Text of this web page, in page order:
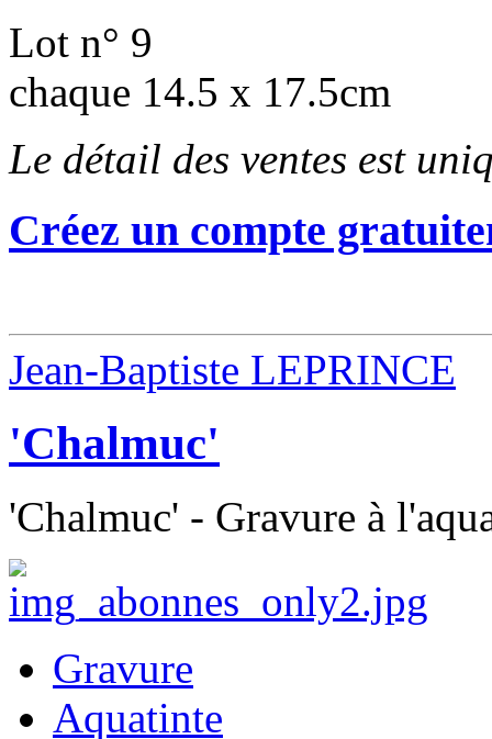
Lot n° 9
chaque 14.5 x 17.5cm
Le détail des ventes est
Créez un compte
Jean-Baptiste LEPRINCE
'Chalmuc'
'Chalmuc' - Gravure à
Gravure
Aquatinte